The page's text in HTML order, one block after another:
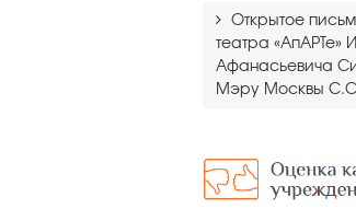
Открытое
театра «АпАРТе»
Афанасьевича
Мэру Москвы